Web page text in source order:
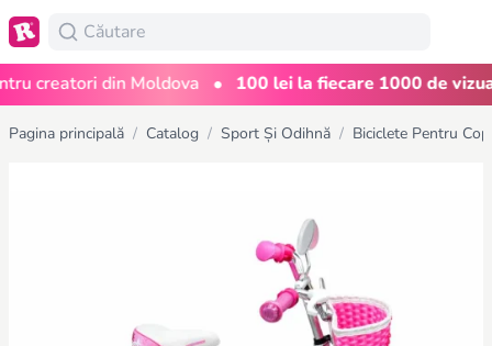
creatori din Moldova • 100 lei la fiecare 1000 de
Pagina principală / Catalog / Sport Și Odihnă / Biciclete Pentru